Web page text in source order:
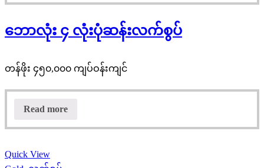
ဘောလုံး ၄ လုံးပုံဆန်းလက်စွပ်
တန်ဖိုး ၄၅၀,၀၀၀ ကျပ်ဝန်းကျင်
Read more
Quick View